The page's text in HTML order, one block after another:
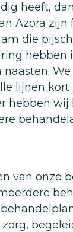
heeft,
Azora zijn
die
hebben
lijnen kort
hebben
van onze